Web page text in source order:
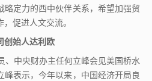
定力的西中伙伴关系，希望加强贸
促进人文交流。
创始人达利欧
、中央财办主任何立峰会见美国桥水
表示，今年以来，中国经济开局良